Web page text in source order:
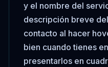
y el nombre del
descripción breve
contacto al hacer
bien cuando tienes
presentarlos en